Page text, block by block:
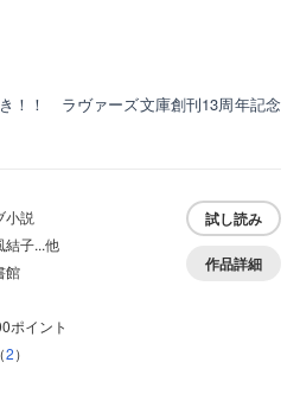
！！ ラヴァーズ文庫創刊13周年記念
小説
結子...他
館
ポイント
（2）
試し読み
作品詳細